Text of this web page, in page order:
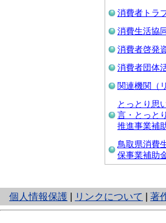
消費者トラ
消費生活協
消費者啓発
消費者団体
関連機関（
とっとり思
言・とっと
推進事業補
鳥取県消費
保事業補助
個人情報保護
と
り
リンクについて 著